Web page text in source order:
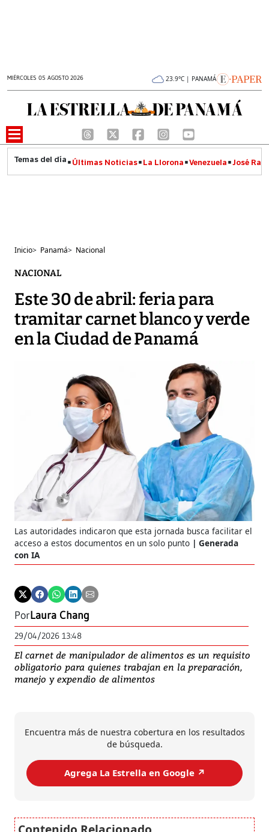
MIÉRCOLES 05 AGOSTO 2026 23.9°C | PANAMÁ
Últimas Noticias La Llorona Venezuela José
Inicio> Panamá> Nacional
NACIONAL
Este 30 de abril: feria para
tramitar carnet blanco y verde
en la Ciudad de Panamá
Las autoridades indicaron que esta jornada busca facilitar el
acceso a estos documentos en un solo punto
Generada
con IA
PorLaura Chang
29/04/2026 13:48
El carnet de manipulador de alimentos es un requisito
obligatorio para quienes trabajan en la preparación,
manejo y expendio de alimentos
Encuentra más de nuestra cobertura en los resultados
de búsqueda.
Agrega La Estrella en Google ↗️